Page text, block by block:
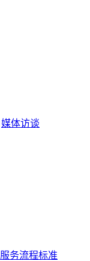
媒体访谈
服务流程标准